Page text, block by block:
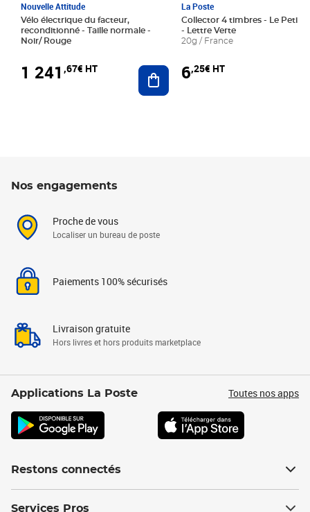
Nouvelle Attitude
Vélo électrique du facteur,
reconditionné - Taille normale -
Noir/ Rouge
1 241 ,67€ HT Ajouter au panier
La Poste
Collector 4 timbres - Le Petit
- Lettre Verte
20g / France
6,25€ HT
Nos engagements
Proche de vous
Localiser un bureau de poste
Paiements 100% sécurisés
Livraison gratuite
Hors livres et hors produits marketplace
Applications La Poste Toutes nos apps
Restons connectés
Services Pros